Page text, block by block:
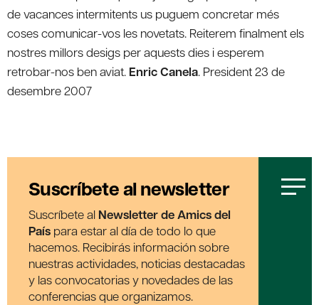
de vacances intermitents us puguem concretar més
coses comunicar-vos les novetats. Reiterem finalment els
nostres millors desigs per aquests dies i esperem
retrobar-nos ben aviat. Enric Canela. President 23 de
desembre 2007
Suscríbete al newsletter
Suscríbete al Newsletter de Amics del
País para estar al día de todo lo que
hacemos. Recibirás información sobre
nuestras actividades, noticias destacadas
y las convocatorias y novedades de las
conferencias que organizamos.